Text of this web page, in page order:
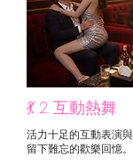
💃 2. 互動熱舞
活力十足的互動表演
留下難忘的歡樂回憶。